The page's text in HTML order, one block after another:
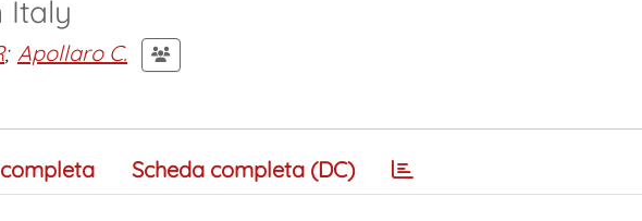
Italy
; Apollaro C.
Scheda completa (DC)